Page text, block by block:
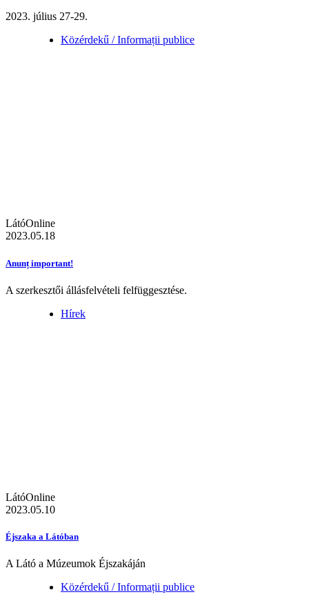
2023. július 27-29.
Közérdekű / Informații publice
LátóOnline
2023.05.18
Anunț important!
A szerkesztői állásfelvételi felfüggesztése.
Hírek
LátóOnline
2023.05.10
Éjszaka a Látóban
A Látó a Múzeumok Éjszakáján
Közérdekű / Informații publice